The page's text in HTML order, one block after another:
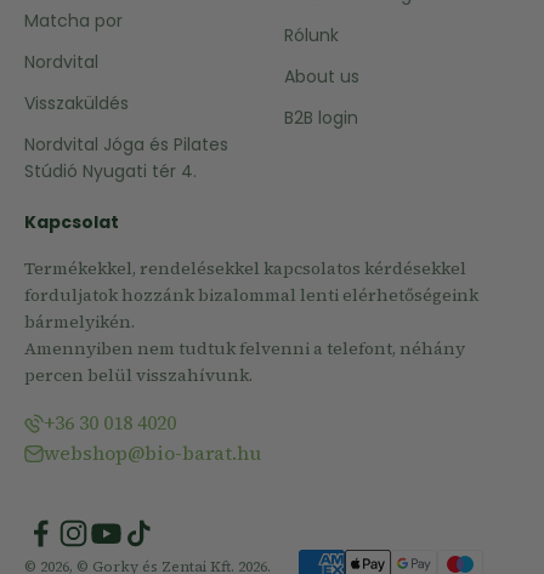
Matcha por
Nordvital
Visszaküldés
Nordvital Jóga és Pilates
Stúdió Nyugati tér 4.
Rólunk
About us
B2B login
Kapcsolat
Termékekkel, rendelésekkel kapcsolatos kérdésekkel
forduljatok hozzánk bizalommal lenti elérhetőségeink
bármelyikén.
Amennyiben nem tudtuk felvenni a telefont, néhány
percen belül visszahívunk.
+36 30 018 4020
webshop@bio-barat.hu
© 2026, © Gorky és Zentai Kft. 2026.